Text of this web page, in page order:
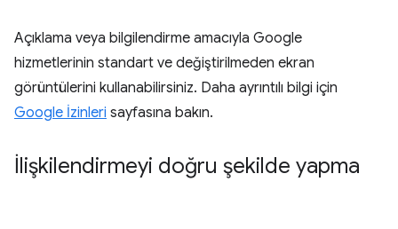
Açıklama veya bilgilendirme amacıyla Google
hizmetlerinin standart ve değiştirilmeden ekran
görüntülerini kullanabilirsiniz. Daha ayrıntılı bilgi için
Google İzinleri sayfasına bakın.
İlişkilendirmeyi doğru şekilde yapma